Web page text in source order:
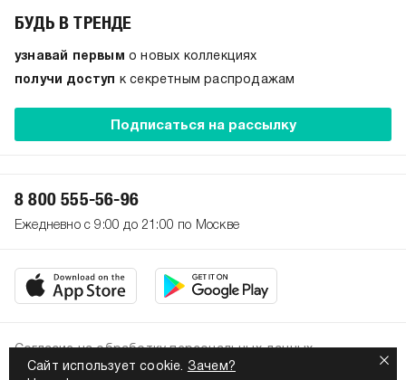
Сайт использует cookie. Зачем?
БУДЬ В ТРЕНДЕ
узнавай первым о новых коллекциях
получи доступ
к секретным распродажам
Подписаться на рассылку
8 800 555-56-96
Ежедневно с 9:00 до 21:00 по Москве
Политика конфиденциальности
Согласие на обработку персональных данных